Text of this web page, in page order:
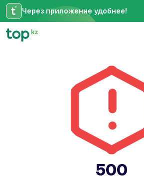
Через приложение удобнее!
500